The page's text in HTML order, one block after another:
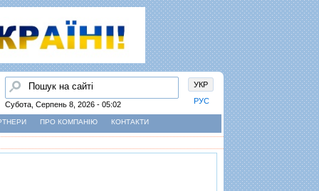
УКР
РУС
Пошук
Субота, Серпень 8, 2026 - 05:02
ПРО КОМПАНІЮ КОНТАКТИ